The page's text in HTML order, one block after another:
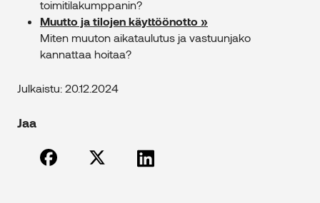
toimitilakumppanin?
Muutto ja tilojen käyttöönotto »
Miten muuton aikataulutus ja vastuunjako
kannattaa hoitaa?
Julkaistu: 20.12.2024
Jaa